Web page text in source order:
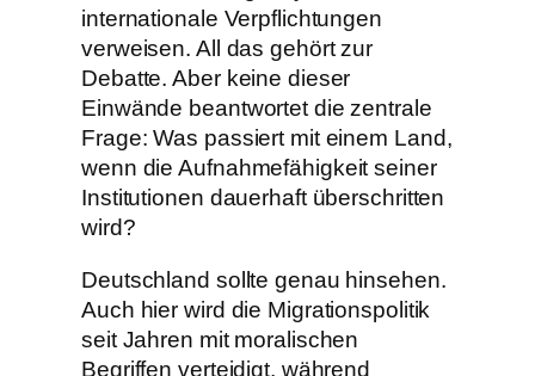
internationale Verpflichtungen
verweisen. All das gehört zur
Debatte. Aber keine dieser
Einwände beantwortet die zentrale
Frage: Was passiert mit einem Land,
wenn die Aufnahmefähigkeit seiner
Institutionen dauerhaft überschritten
wird?
Deutschland sollte genau hinsehen.
Auch hier wird die Migrationspolitik
seit Jahren mit moralischen
Begriffen verteidigt, während